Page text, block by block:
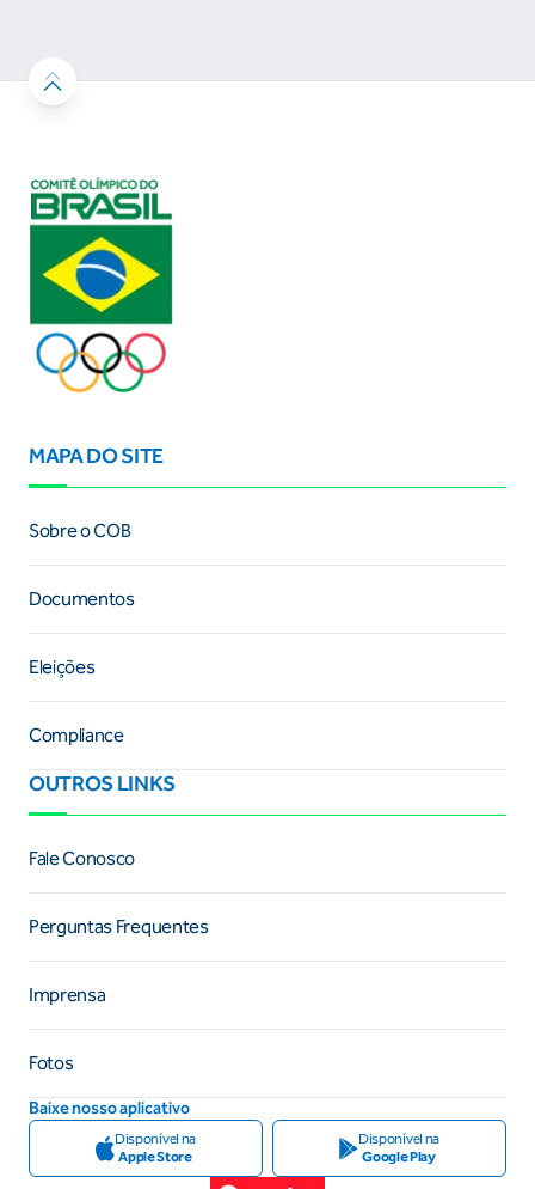
MAPA DO SITE
Sobre o COB
Documentos
Eleições
Compliance
OUTROS LINKS
Fale Conosco
Perguntas Frequentes
Imprensa
Fotos
Baixe nosso aplicativo
Disponível na
Apple Store
Disponível na
Google Play